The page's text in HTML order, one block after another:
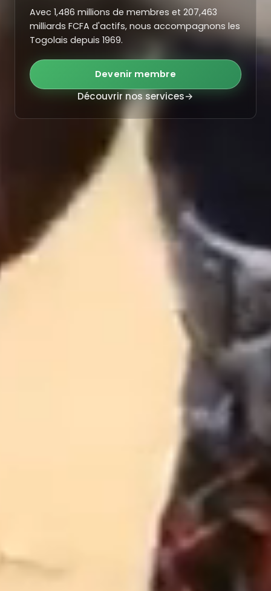
Avec 1,486 millions de membres et 207,463
milliards FCFA d'actifs, nous accompagnons les
Togolais depuis 1969.
Devenir membre
Découvrir nos services